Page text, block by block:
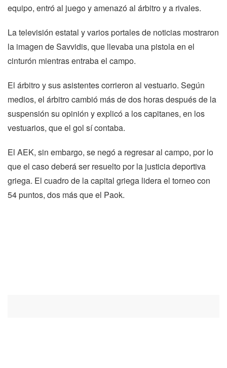
equipo, entró al juego y amenazó al árbitro y a rivales.
La televisión estatal y varios portales de noticias mostraron
la imagen de Savvidis, que llevaba una pistola en el
cinturón mientras entraba el campo.
El árbitro y sus asistentes corrieron al vestuario. Según
medios, el árbitro cambió más de dos horas después de la
suspensión su opinión y explicó a los capitanes, en los
vestuarios, que el gol sí contaba.
El AEK, sin embargo, se negó a regresar al campo, por lo
que el caso deberá ser resuelto por la justicia deportiva
griega. El cuadro de la capital griega lidera el torneo con
54 puntos, dos más que el Paok.